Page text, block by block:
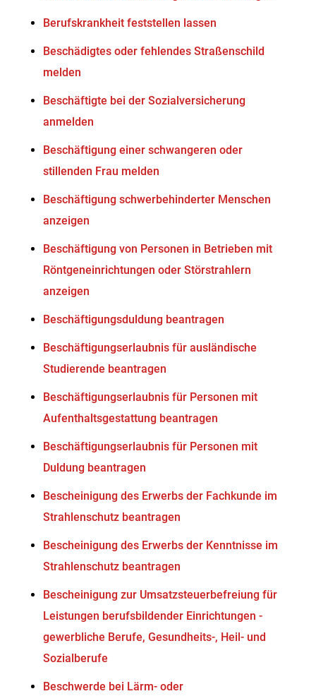
Berufskrankheit feststellen lassen
Beschädigtes oder fehlendes Straßenschild
melden
Beschäftigte bei der Sozialversicherung
anmelden
Beschäftigung einer schwangeren oder
stillenden Frau melden
Beschäftigung schwerbehinderter Menschen
anzeigen
Beschäftigung von Personen in Betrieben mit
Röntgeneinrichtungen oder Störstrahlern
anzeigen
Beschäftigungsduldung beantragen
Beschäftigungserlaubnis für ausländische
Studierende beantragen
Beschäftigungserlaubnis für Personen mit
Aufenthaltsgestattung beantragen
Beschäftigungserlaubnis für Personen mit
Duldung beantragen
Bescheinigung des Erwerbs der Fachkunde im
Strahlenschutz beantragen
Bescheinigung des Erwerbs der Kenntnisse im
Strahlenschutz beantragen
Bescheinigung zur Umsatzsteuerbefreiung für
Leistungen berufsbildender Einrichtungen -
gewerbliche Berufe, Gesundheits-, Heil- und
Sozialberufe
Beschwerde bei Lärm- oder